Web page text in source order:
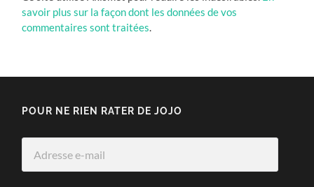
savoir plus sur la façon dont les données de vos
commentaires sont traitées.
POUR NE RIEN RATER DE JOJO